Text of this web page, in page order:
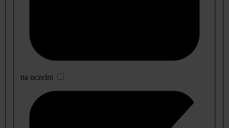
na uczelni